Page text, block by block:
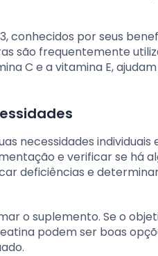
conhecidos por seus
são frequentemente
C e a vitamina E,
necessidades individuais
e verificar se há
deficiências e
o suplemento. Se o
podem ser boas